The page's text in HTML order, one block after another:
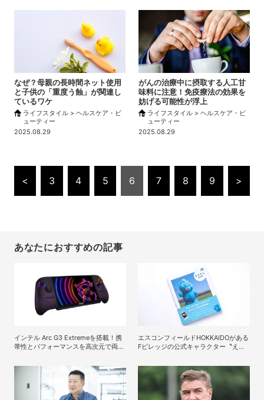
なぜ？母親の長時間ネット使用
と子供の「重度う蝕」が関連し
ているワケ
ライフスタイル > ヘルスケア・ビ
ューティー
2025.08.29
がんの治療中に摂取する人工甘
味料に注意！免疫療法の効果を
妨げる可能性が浮上
ライフスタイル > ヘルスケア・ビ
ューティー
2025.08.29
< 3 4 5 6 7 8 9 >
あなたにおすすめの記事
インテル Arc G3 Extremeを搭載！携
帯性とパフォーマンスを高次元で両立
エスコンフィールドHOKKAIDOがある
Fビレッジの公式キャラクター〝えふ